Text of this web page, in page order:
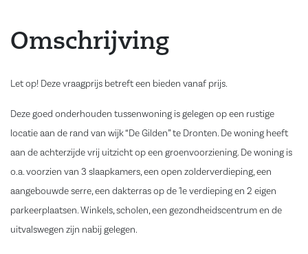
Omschrijving
Let op! Deze vraagprijs betreft een bieden vanaf prijs.
Deze goed onderhouden tussenwoning is gelegen op een rustige
locatie aan de rand van wijk “De Gilden” te Dronten. De woning heeft
aan de achterzijde vrij uitzicht op een groenvoorziening. De woning is
o.a. voorzien van 3 slaapkamers, een open zolderverdieping, een
aangebouwde serre, een dakterras op de 1e verdieping en 2 eigen
parkeerplaatsen. Winkels, scholen, een gezondheidscentrum en de
uitvalswegen zijn nabij gelegen.